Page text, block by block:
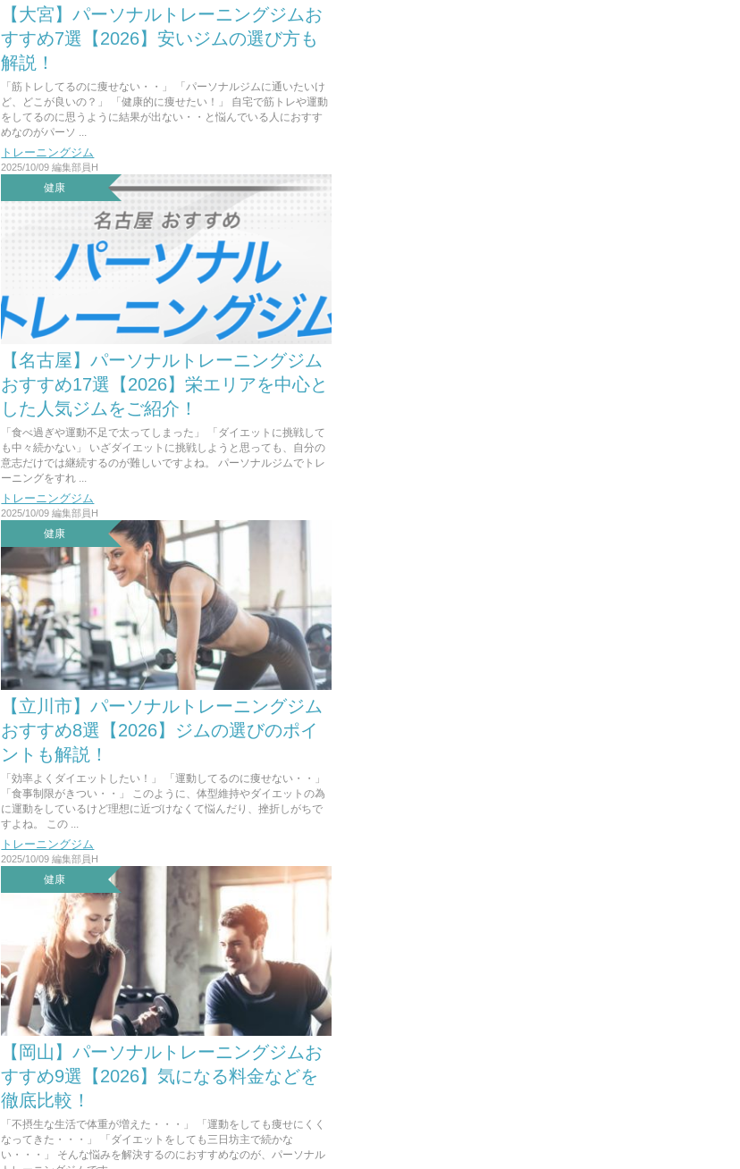
【大宮】パーソナルトレーニングジムお
すすめ7選【2026】安いジムの選び方も
解説！
「筋トレしてるのに痩せない・・」 「パーソナルジムに通いたいけ
ど、どこが良いの？」 「健康的に痩せたい！」 自宅で筋トレや運動
をしてるのに思うように結果が出ない・・と悩んでいる人におすす
めなのがパーソ ...
トレーニングジム
2025/10/09 編集部員H
健康
【名古屋】パーソナルトレーニングジム
おすすめ17選【2026】栄エリアを中心と
した人気ジムをご紹介！
「食べ過ぎや運動不足で太ってしまった」 「ダイエットに挑戦して
も中々続かない」 いざダイエットに挑戦しようと思っても、自分の
意志だけでは継続するのが難しいですよね。 パーソナルジムでトレ
ーニングをすれ ...
トレーニングジム
2025/10/09 編集部員H
健康
【立川市】パーソナルトレーニングジム
おすすめ8選【2026】ジムの選びのポイ
ントも解説！
「効率よくダイエットしたい！」 「運動してるのに痩せない・・」
「食事制限がきつい・・」 このように、体型維持やダイエットの為
に運動をしているけど理想に近づけなくて悩んだり、挫折しがちで
すよね。 この ...
トレーニングジム
2025/10/09 編集部員H
健康
【岡山】パーソナルトレーニングジムお
すすめ9選【2026】気になる料金などを
徹底比較！
「不摂生な生活で体重が増えた・・・」 「運動をしても痩せにくく
なってきた・・・」 「ダイエットをしても三日坊主で続かな
い・・・」 そんな悩みを解決するのにおすすめなのが、パーソナル